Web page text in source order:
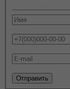
Отправить